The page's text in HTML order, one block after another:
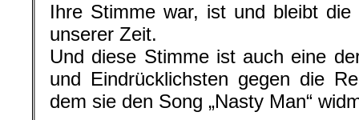
Ihre Stimme war, ist und bleibt die
unserer Zeit.
Und diese Stimme ist auch eine
und Eindrücklichsten gegen die
dem sie den Song „Nasty Man“